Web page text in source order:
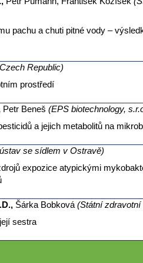
pachu a chuti pitné vody –
Republic)
prostředí
Petr Beneš (EPS biotechnology,
a jejich metabolitů na
se sídlem v Ostravě)
expozice atypickými
Šárka Bobková (Státní zdravotní
sestra